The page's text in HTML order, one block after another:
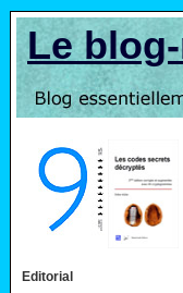
Le
Editorial